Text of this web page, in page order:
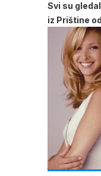
Svi su
iz Prištine